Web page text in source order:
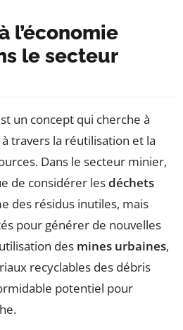
l’économie
le secteur
un concept qui cherche à
travers la réutilisation et la
Dans le secteur minier,
de considérer lesdéchets
des résidus inutiles, mais
pour générer de nouvelles
des mines urbaines,
recyclables des débris
potentiel pour